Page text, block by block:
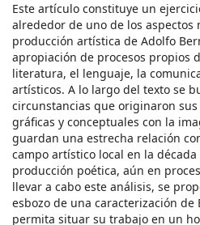
Este artículo constituye un
alrededor de uno de los aspectos
producción artística de Adolfo
apropiación de procesos propios
literatura, el lenguaje, la
artísticos. A lo largo del texto se
circunstancias que originaron
gráficas y conceptuales con la
guardan una estrecha relación
campo artístico local en la
producción poética, aún en
llevar a cabo este análisis, se
esbozo de una caracterización de
permita situar su trabajo en un